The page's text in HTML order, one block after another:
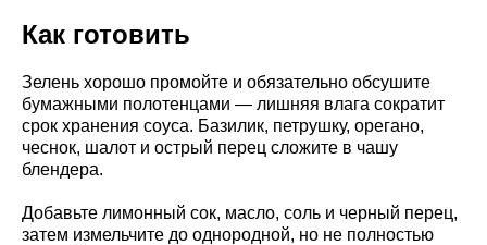
Как готовить
Зелень хорошо промойте и обязательно обсушите
бумажными полотенцами — лишняя влага сократит
срок хранения соуса. Базилик, петрушку, орегано,
чеснок, шалот и острый перец сложите в чашу
блендера.
Добавьте лимонный сок, масло, соль и черный перец,
затем измельчите до однородной, но не полностью